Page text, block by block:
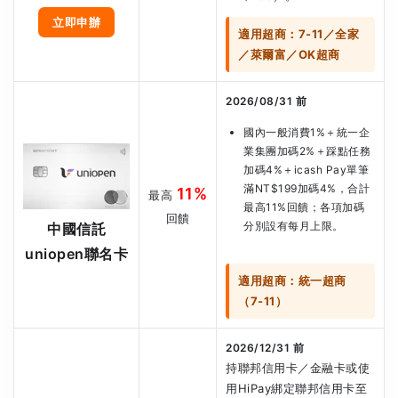
立即申辦
適用超商：7-11／全家
／萊爾富／OK超商
中國信託
uniopen聯名卡
最高 11%
回饋
2026/08/31 前
國內一般消費1%＋統一企
業集團加碼2%＋踩點任務
加碼4%＋icash Pay單筆
滿NT$199加碼4%，合計
最高11%回饋；各項加碼
分別設有每月上限。
適用超商：統一超商
（7-11）
2026/12/31 前
持聯邦信用卡／金融卡或使
用HiPay綁定聯邦信用卡至